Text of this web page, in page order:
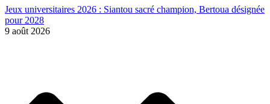
Jeux universitaires 2026 : Siantou sacré champion, Bertoua désignée
pour 2028
9 août 2026